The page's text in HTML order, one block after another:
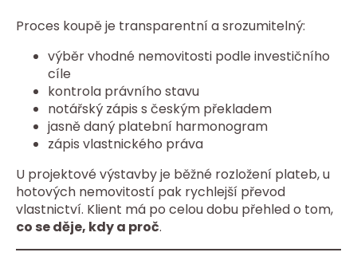
Proces koupě je transparentní a srozumitelný:
výběr vhodné nemovitosti podle investičního
cíle
kontrola právního stavu
notářský zápis s českým překladem
jasně daný platební harmonogram
zápis vlastnického práva
U projektové výstavby je běžné rozložení plateb, u
hotových nemovitostí pak rychlejší převod
vlastnictví. Klient má po celou dobu přehled o tom,
co se děje, kdy a proč.